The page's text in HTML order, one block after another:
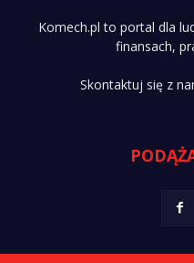
Komech.pl to portal dla
finansach,
Skontaktuj się z